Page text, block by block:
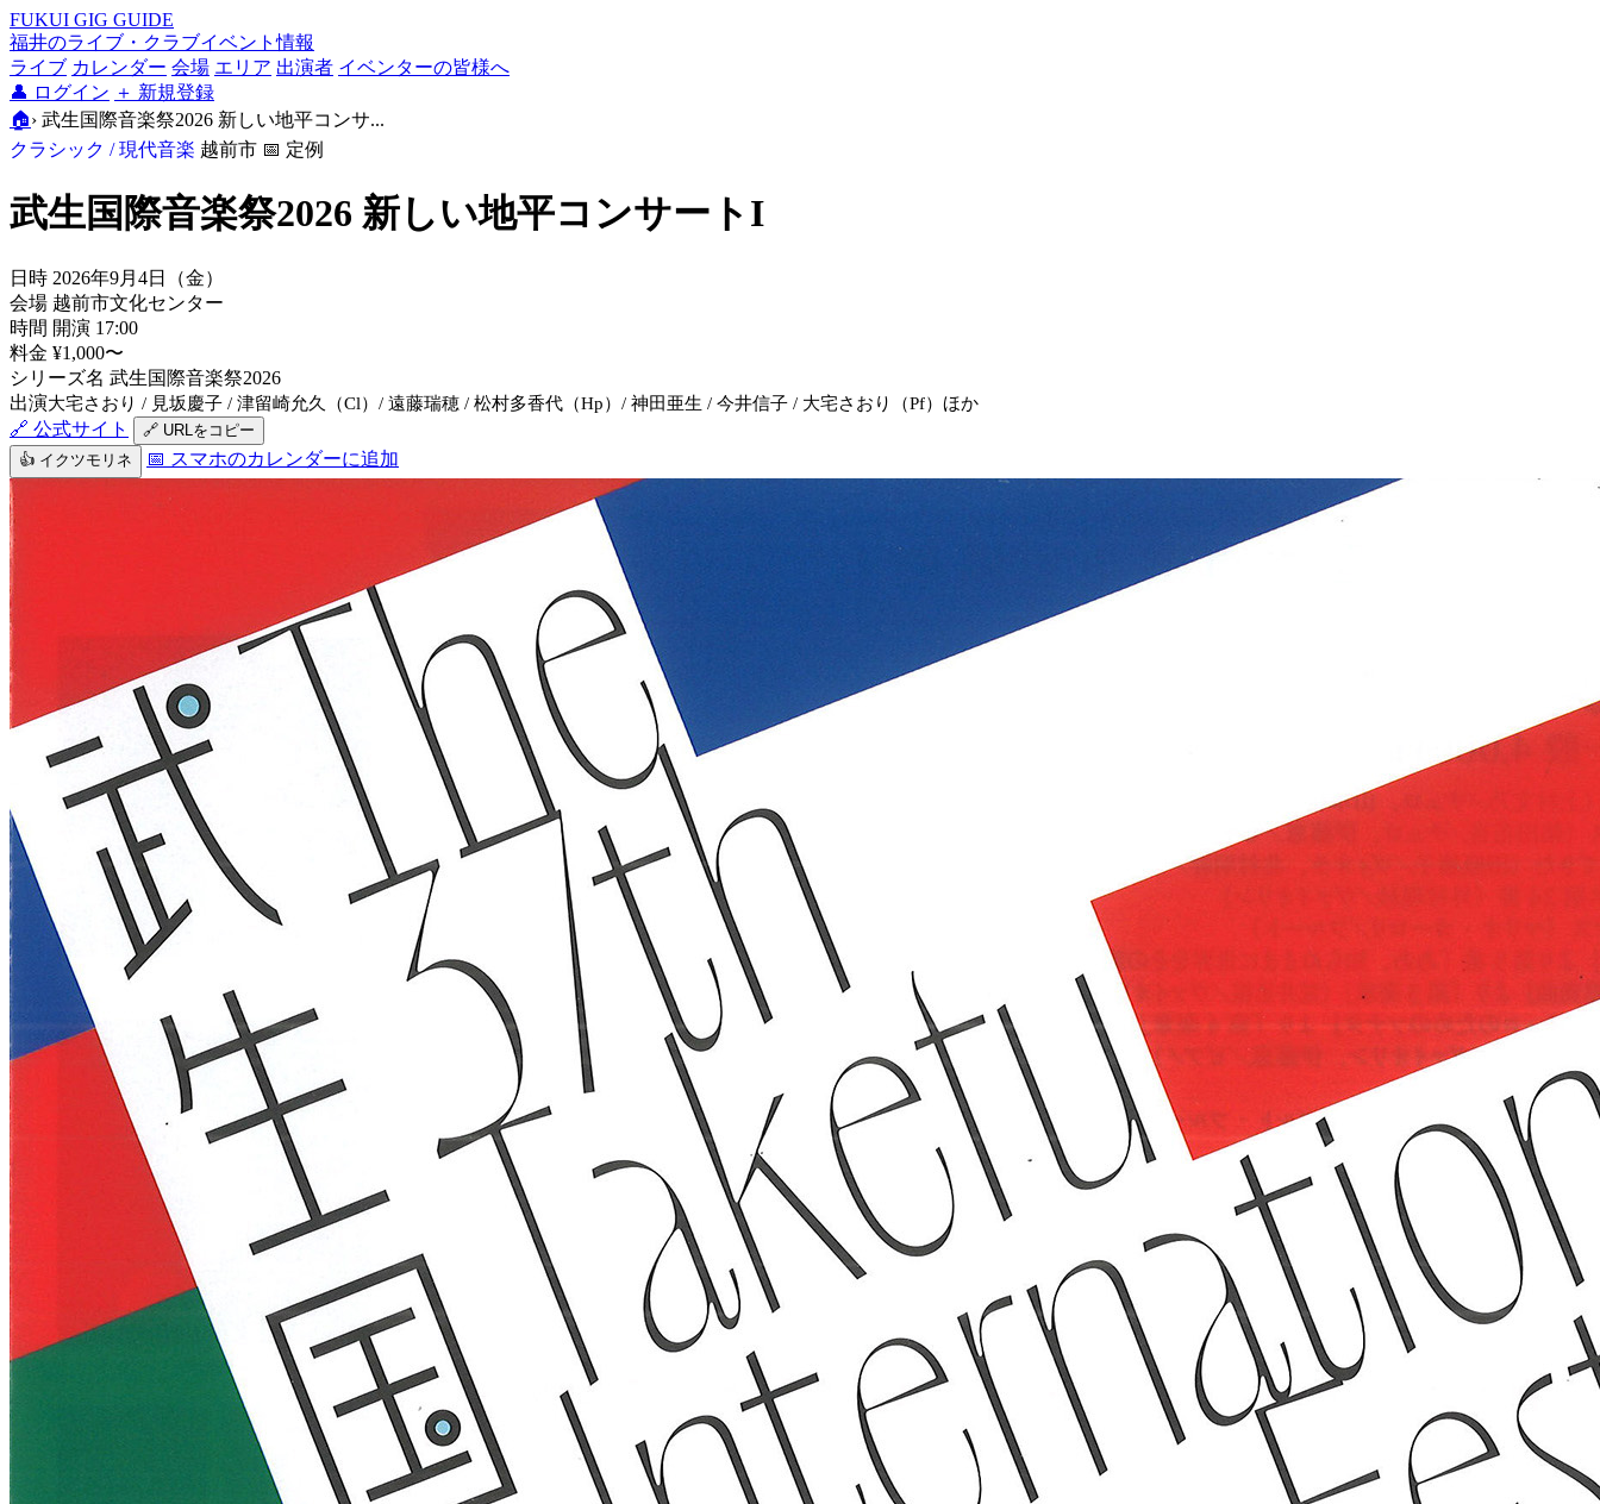
FUKUI GIG GUIDE
福井のライブ・クラブイベント情報
ライブ カレンダー 会場 エリア 出演者 イベンターの皆様へ
👤 ログイン ＋ 新規登録
🏠› 武生国際音楽祭2026 新しい地平コンサ...
クラシック / 現代音楽 越前市 📅 定例
武生国際音楽祭2026 新しい地平コンサートI
日時 2026年9月4日（金）
会場 越前市文化センター
時間 開演 17:00
料金 ¥1,000〜
シリーズ名 武生国際音楽祭2026
出演大宅さおり / 見坂慶子 / 津留崎允久（Cl）/ 遠藤瑞穂 / 松村多香代（Hp）/ 神田亜生 / 今井信子 / 大宅さおり（Pf）ほか
🔗 公式サイト
🔗 URLをコピー
👍 イクツモリネ
📅 スマホのカレンダーに追加